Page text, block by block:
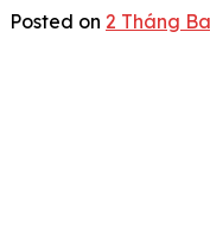
Posted on 2 Tháng